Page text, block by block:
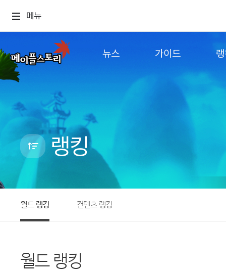
메뉴
뉴스
메이플 알림판
with maple
가이드
랭킹
월드 랭킹 컨텐츠 랭킹
월드 랭킹